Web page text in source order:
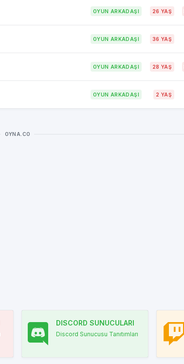
OYUN ARKADAŞI 26 YAŞ
OYUN ARKADAŞI 36 YAŞ
OYUN ARKADAŞI 28 YAŞ
OYUN ARKADAŞI 2 YAŞ
OYNA.CO
DISCORD SUNUCULARI
Discord Sunucusu Tanıtımları